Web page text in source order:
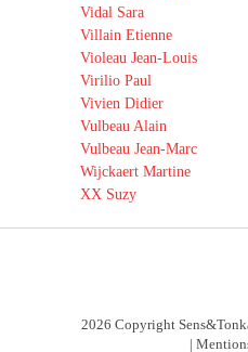
Vidal Sara
Villain Etienne
Violeau Jean-Louis
Virilio Paul
Vivien Didier
Vulbeau Alain
Vulbeau Jean-Marc
Wijckaert Martine
XX Suzy
2026 Copyright
|